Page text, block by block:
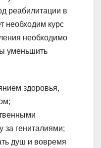
реабилитации в
необходим курс
необходимо
уменьшить
здоровья,
за гениталиями;
душ и вовремя